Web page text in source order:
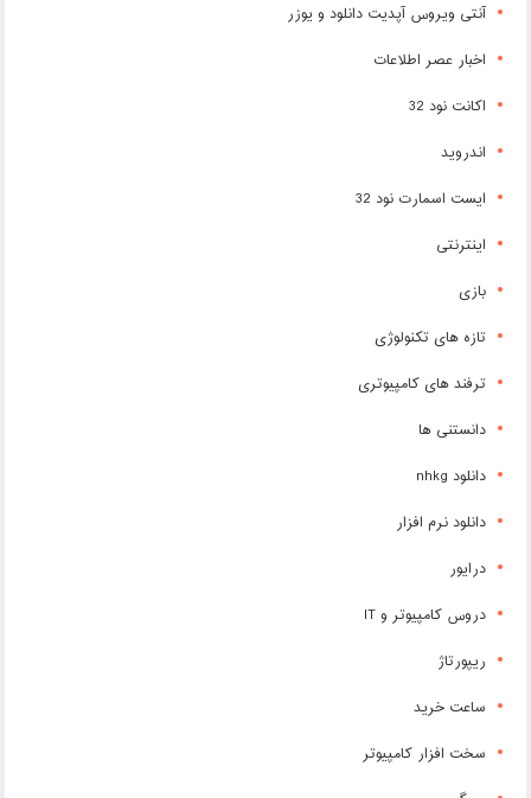
آنتی ویروس آپدیت دانلود و یوزر
اخبار عصر اطلاعات
اکانت نود 32
اندروید
ایست اسمارت نود 32
اینترنتی
بازی
تازه های تکنولوژی
ترفند های کامپیوتری
دانستنی ها
دانلود nhkg
دانلود نرم افزار
درایور
دروس کامپیوتر و IT
ریپورتاژ
ساعت خرید
سخت افزار کامپیوتر